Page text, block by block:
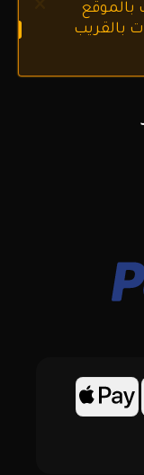
بالقريب